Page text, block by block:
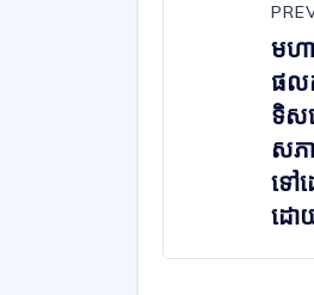
មហ
ផល
ទិស
សភ
ទៅ
ដោ